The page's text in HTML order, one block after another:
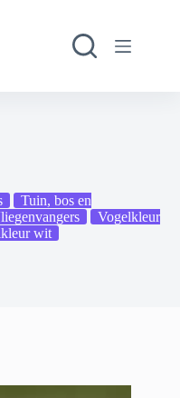
Tuin, bos en
Vogelkleur
wit